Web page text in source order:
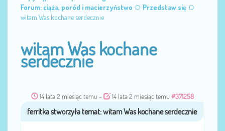
Forum: ciąża, poród i macierzyństwo
Przedstaw się
witam Was kochane serdecznie
witam Was kochane
serdecznie
14 lata 2 miesiąc temu - 14 lata 2 miesiąc temu #371258
przezferritka